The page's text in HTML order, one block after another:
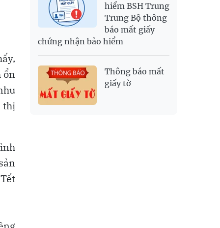
ổn
thị
hiểm BSH Trung
Trung Bộ thông
báo mất giấy
chứng nhận bảo hiểm
Thông báo mất
giấy tờ